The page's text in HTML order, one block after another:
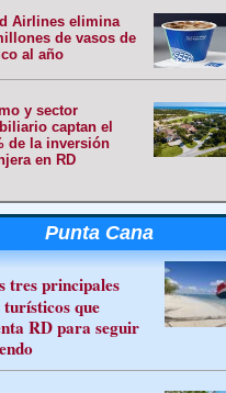
Airlines elimina
de vasos de
al año
y sector
captan el
de la inversión
en RD
Punta Cana
tres principales
que
RD para seguir